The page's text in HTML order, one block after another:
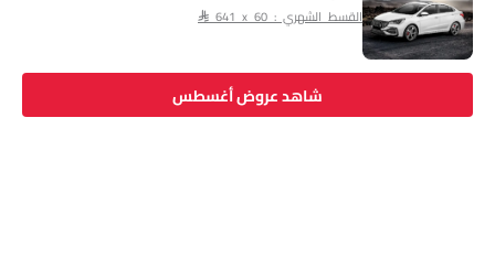
القسط الشهري : SAR 641 x 60
شاهد عروض أغسطس